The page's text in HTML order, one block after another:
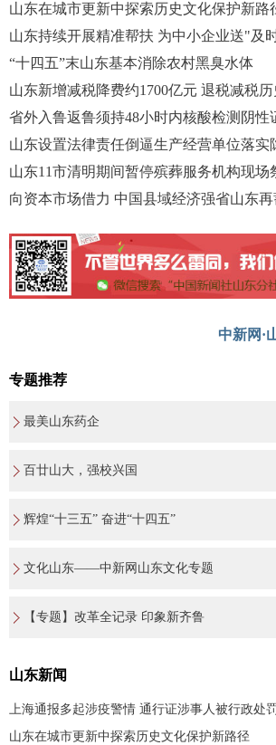
山东在城市更新中探索历史文化保护新路
山东持续开展精准帮扶 为中小企业送"及
“十四五”末山东基本消除农村黑臭水体
山东新增减税降费约1700亿元 退税减税
省外入鲁返鲁须持48小时内核酸检测阴性
山东设置法律责任倒逼生产经营单位落实
山东11市清明期间暂停殡葬服务机构现场
向资本市场借力 中国县域经济强省山东
中新网·
专题推荐
最美山东药企
百廿山大，强校兴国
辉煌“十三五” 奋进“十四五”
文化山东——中新网山东文化专题
【专题】改革全记录 印象新齐鲁
山东新闻
上海通报多起涉疫警情 通行证涉事人被行政处
山东在城市更新中探索历史文化保护新路径